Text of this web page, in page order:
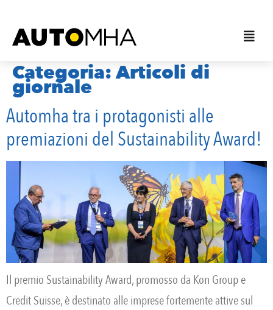
Categoria:Articoli di
giornale
Automha tra i protagonisti alle
premiazioni del Sustainability Award!
Il premio Sustainability Award, promosso da Kon Group e
Credit Suisse, è destinato alle imprese fortemente attive sul